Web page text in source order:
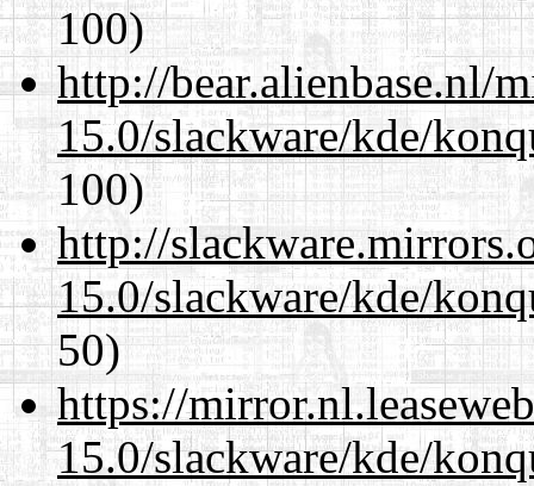
100)
http://bear.alienbase.nl/
15.0/slackware/kde/
100)
http://
15.0/slackware/kde/
50)
https://
15.0/slackware/kde/